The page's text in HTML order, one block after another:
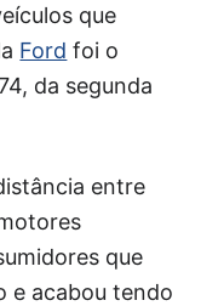
que
Ford foi o
da segunda
entre
que
e acabou tendo